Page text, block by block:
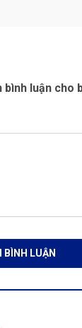
luận cho